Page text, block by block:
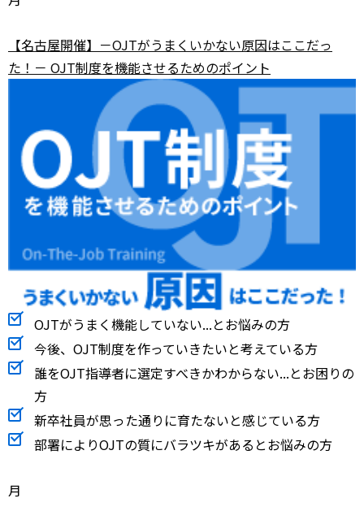
【名古屋開催】－OJTがうまくいかない原因はここだっ
た！－ OJT制度を機能させるためのポイント
OJTがうまく機能していない...とお悩みの方
今後、OJT制度を作っていきたいと考えている方
誰をOJT指導者に選定すべきかわからない...とお困りの
方
新卒社員が思った通りに育たないと感じている方
部署によりOJTの質にバラツキがあるとお悩みの方
月